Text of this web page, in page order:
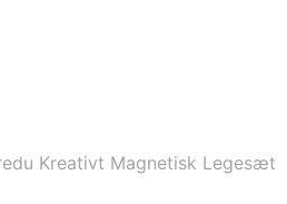
Kreativt Magnetisk Legesæt